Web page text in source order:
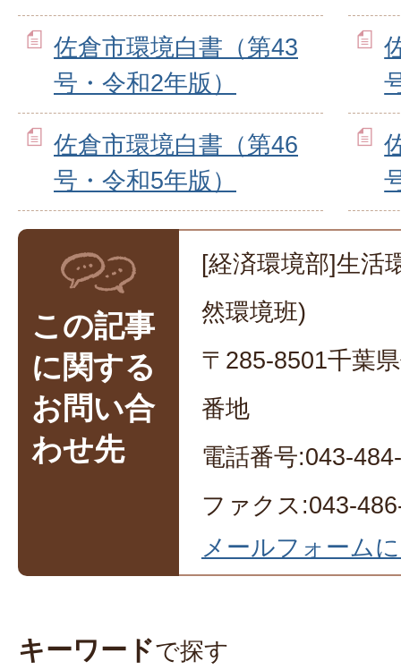
佐倉市環境白書（第43
号・令和2年版）
佐倉市環境白書（第46
号・令和5年版）
この記事
に関する
お問い合
わせ先
[経済環境部]生活
然環境班)
〒285-8501千葉
番地
電話番号:043-
ファクス:043-
メールフォーム
キーワードで探す